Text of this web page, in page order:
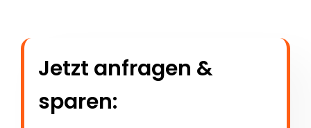
Jetzt anfragen &
sparen: